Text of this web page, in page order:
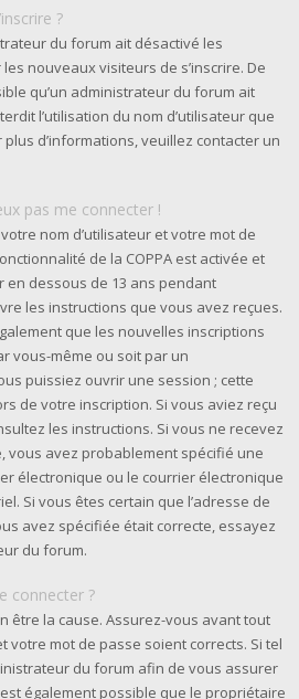
?
du forum ait désactivé les
nouveaux visiteurs de s’inscrire. De
qu’un administrateur du forum ait
l’utilisation du nom d’utilisateur que
d’informations, veuillez contacter un
pas me connecter !
nom d’utilisateur et votre mot de
de la COPPA est activée et
en dessous de 13 ans pendant
les instructions que vous avez reçues.
que les nouvelles inscriptions
vous-même ou soit par un
puissiez ouvrir une session ; cette
de votre inscription. Si vous aviez reçu
les instructions. Si vous ne recevez
vous avez probablement spécifié une
électronique ou le courrier électronique
Si vous êtes certain que l’adresse de
avez spécifiée était correcte, essayez
du forum.
connecter ?
être la cause. Assurez-vous avant tout
votre mot de passe soient corrects. Si tel
du forum afin de vous assurer
également possible que le propriétaire